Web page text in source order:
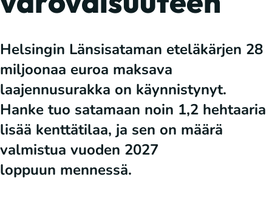
Helsingin Länsisataman eteläkärjen 28
miljoonaa euroa maksava
laajennusurakka on käynnistynyt.
Hanke tuo satamaan noin 1,2 hehtaaria
lisää kenttätilaa, ja sen on määrä
valmistua vuoden 2027
loppuun mennessä.